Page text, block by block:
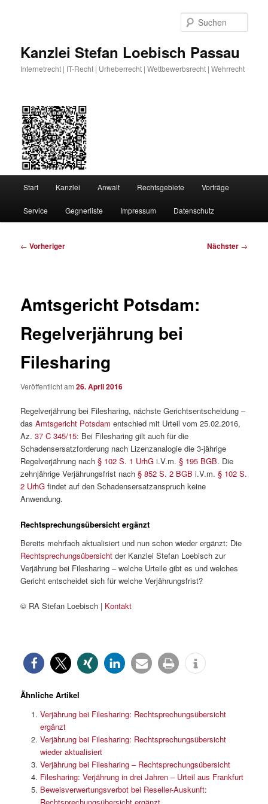
Kanzlei Stefan Loebisch Passau
Internetrecht | IT-Recht | Urheberrecht | Wettbewerbsrecht | Wehrrecht
Start Kanzlei Anwalt Rechtsgebiete Vorträge
Service Gegnerliste Impressum Datenschutz
Beitragsnavigation
← Vorheriger Nächster →
Amtsgericht Potsdam:
Regelverjährung bei
Filesharing
Veröffentlicht am26. April 2016
Regelverjährung bei Filesharing, nächste Gerichtsentscheidung –
dasAmtsgericht Potsdam entschied mit Urteil vom 25.02.2016,
Az.37 C 345/15: Bei Filesharing gilt auch für die
Schadensersatzforderung nach Lizenzanalogie die 3-jährige
Regelverjährung nach§ 102 S. 1 UrhG i.V.m.§ 195 BGB. Die
zehnjährige Verjährungsfrist nach§ 852 S. 2 BGB i.V.m.§ 102 S.
2 UrhG findet auf den Schadensersatzanspruch keine
Anwendung.
Rechtsprechungsübersicht ergänzt
Bereits mehrfach aktualisiert und nun schon wieder ergänzt: Die
Rechtsprechungsübersicht der Kanzlei Stefan Loebisch zur
Verjährung bei Filesharing – welche Urteile gibt es und welches
Gericht entscheidet sich für welche Verjährungsfrist?
© RA Stefan Loebisch | Kontakt
Ähnliche Artikel
Verjährung bei Filesharing: Rechtsprechungsübersicht
ergänzt
Verjährung bei Filesharing: Rechtsprechungsübersicht
wieder aktualisiert
Verjährung bei Filesharing – Rechtsprechungsübersicht
Filesharing: Verjährung in drei Jahren – Urteil aus Frankfurt
Beweisverwertungsverbot bei Reseller-Auskunft: